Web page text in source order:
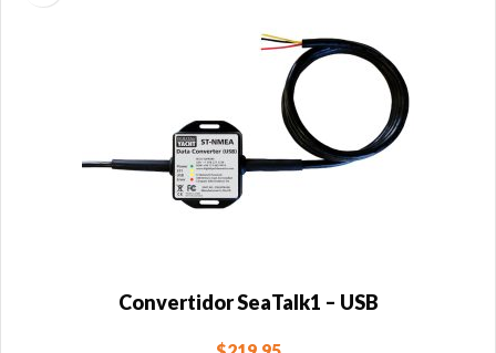
Convertidor SeaTalk1 – USB